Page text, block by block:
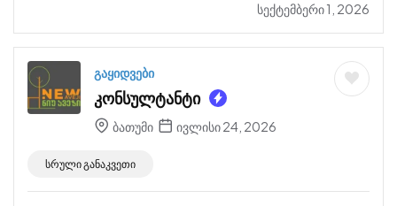
სექტემბერი 1, 2026
გაყიდვები
კონსულტანტი
ბათუმი ივლისი 24, 2026
სრული განაკვეთი